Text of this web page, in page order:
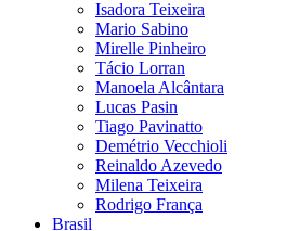
Isadora Teixeira
Mario Sabino
Mirelle Pinheiro
Tácio Lorran
Manoela Alcântara
Lucas Pasin
Tiago Pavinatto
Demétrio Vecchioli
Reinaldo Azevedo
Milena Teixeira
Rodrigo França
Brasil